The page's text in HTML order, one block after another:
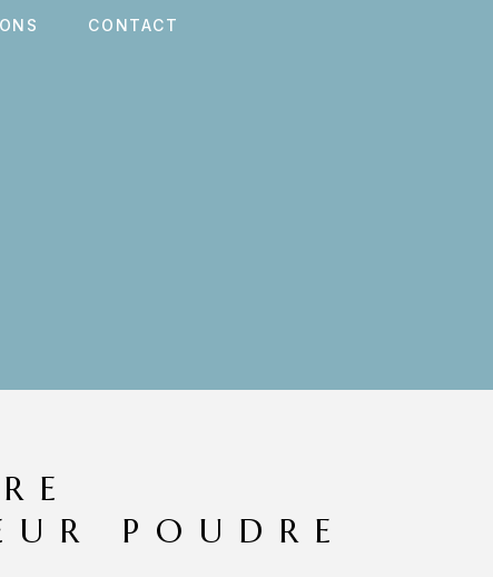
CONTACT
POUDRE